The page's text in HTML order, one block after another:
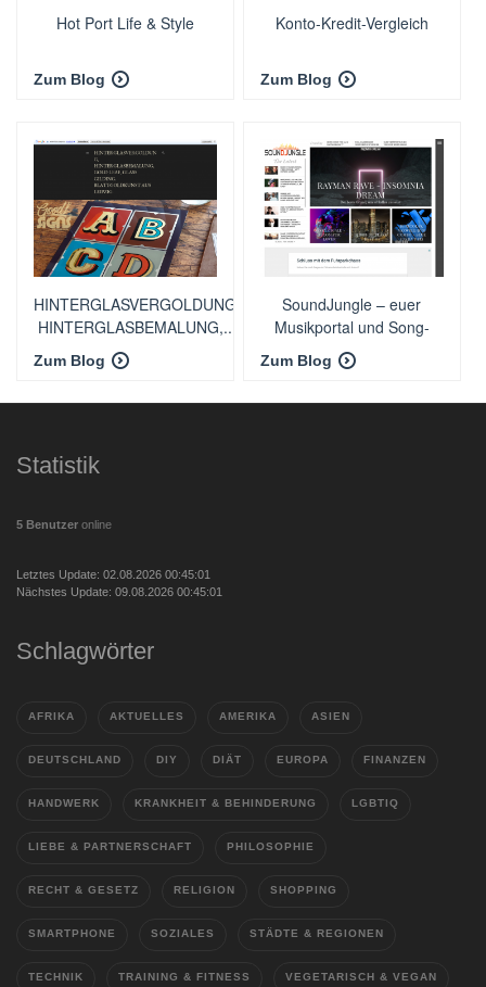
Hot Port Life & Style
Zum Blog
Konto-Kredit-Vergleich
Zum Blog
HINTERGLASVERGOLDUNG,
HINTERGLASBEMALUNG,...
Zum Blog
SoundJungle – euer
Musikportal und Song-
Scout
Zum Blog
Statistik
5 Benutzer online
Letztes Update: 02.08.2026 00:45:01
Nächstes Update: 09.08.2026 00:45:01
Schlagwörter
AFRIKA AKTUELLES AMERIKA ASIEN
DEUTSCHLAND DIY DIÄT EUROPA FINANZEN
HANDWERK KRANKHEIT & BEHINDERUNG LGBTIQ
LIEBE & PARTNERSCHAFT PHILOSOPHIE
RECHT & GESETZ RELIGION SHOPPING
SMARTPHONE SOZIALES STÄDTE & REGIONEN
TECHNIK TRAINING & FITNESS VEGETARISCH & VEGAN